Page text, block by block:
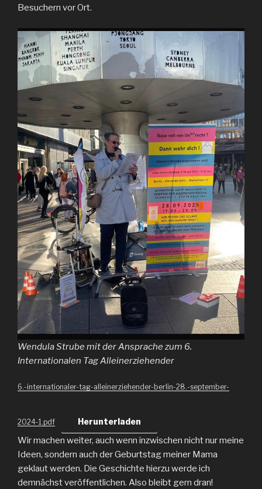
Besuchern vor Ort.
Wendula Strube mit der Ansprache zum 6.
Internationalen Tag Alleinerziehender
6.-internationaler-tag-alleinerziehender-berlin-28.-september-
2024-1.pdf Herunterladen
Wir machen weiter, auch wenn inzwischen nicht nur meine
Ideen, sondern auch der Geburtstag meiner Mama
geklaut werden. Die Geschichte hierzu werde ich
demnächst veröffentlichen. Also bleibt gern dran!